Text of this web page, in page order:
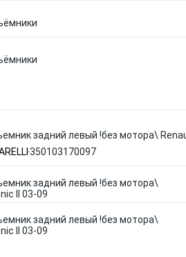
задний левый !без мотора\
350103170097
задний левый !без мотора\
II 03-09
задний левый !без мотора\
II 03-09